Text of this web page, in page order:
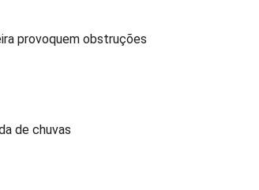
provoquem obstruções
de chuvas